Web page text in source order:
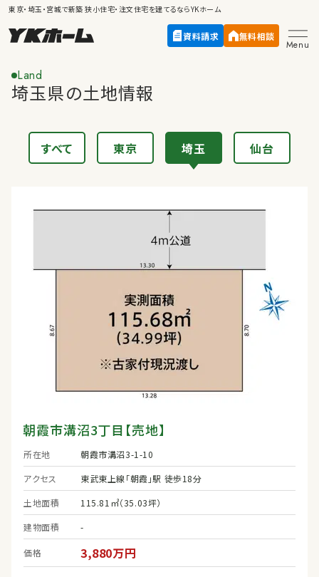
東京・埼玉・宮城で新築 狭小住宅・注文住宅を建てるならYKホーム
資料請求 無料相談
Menu
Land
埼玉県の土地情報
すべて 東京 埼玉 仙台
朝霞市溝沼3丁目【売地】
所在地
朝霞市溝沼3-1-10
アクセス
東武東上線「朝霞」駅 徒歩18分
土地面積
115.81㎡（35.03坪）
建物面積
-
価格 3,880万円